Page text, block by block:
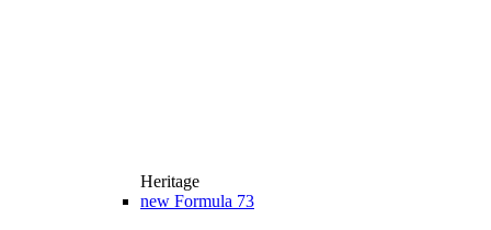
Heritage
new Formula 73